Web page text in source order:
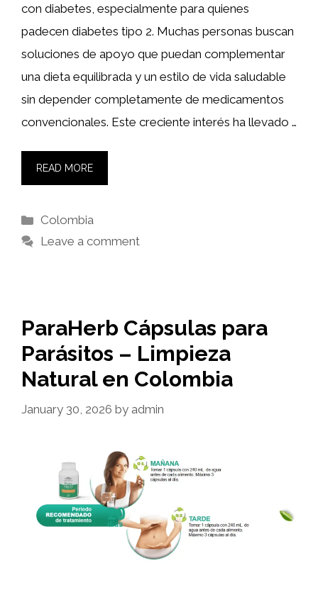
con diabetes, especialmente para quienes
padecen diabetes tipo 2. Muchas personas buscan
soluciones de apoyo que puedan complementar
una dieta equilibrada y un estilo de vida saludable
sin depender completamente de medicamentos
convencionales. Este creciente interés ha llevado …
READ MORE
Categories
Colombia
Leave a comment
ParaHerb Cápsulas para
Parásitos – Limpieza
Natural en Colombia
January 30, 2026 by admin